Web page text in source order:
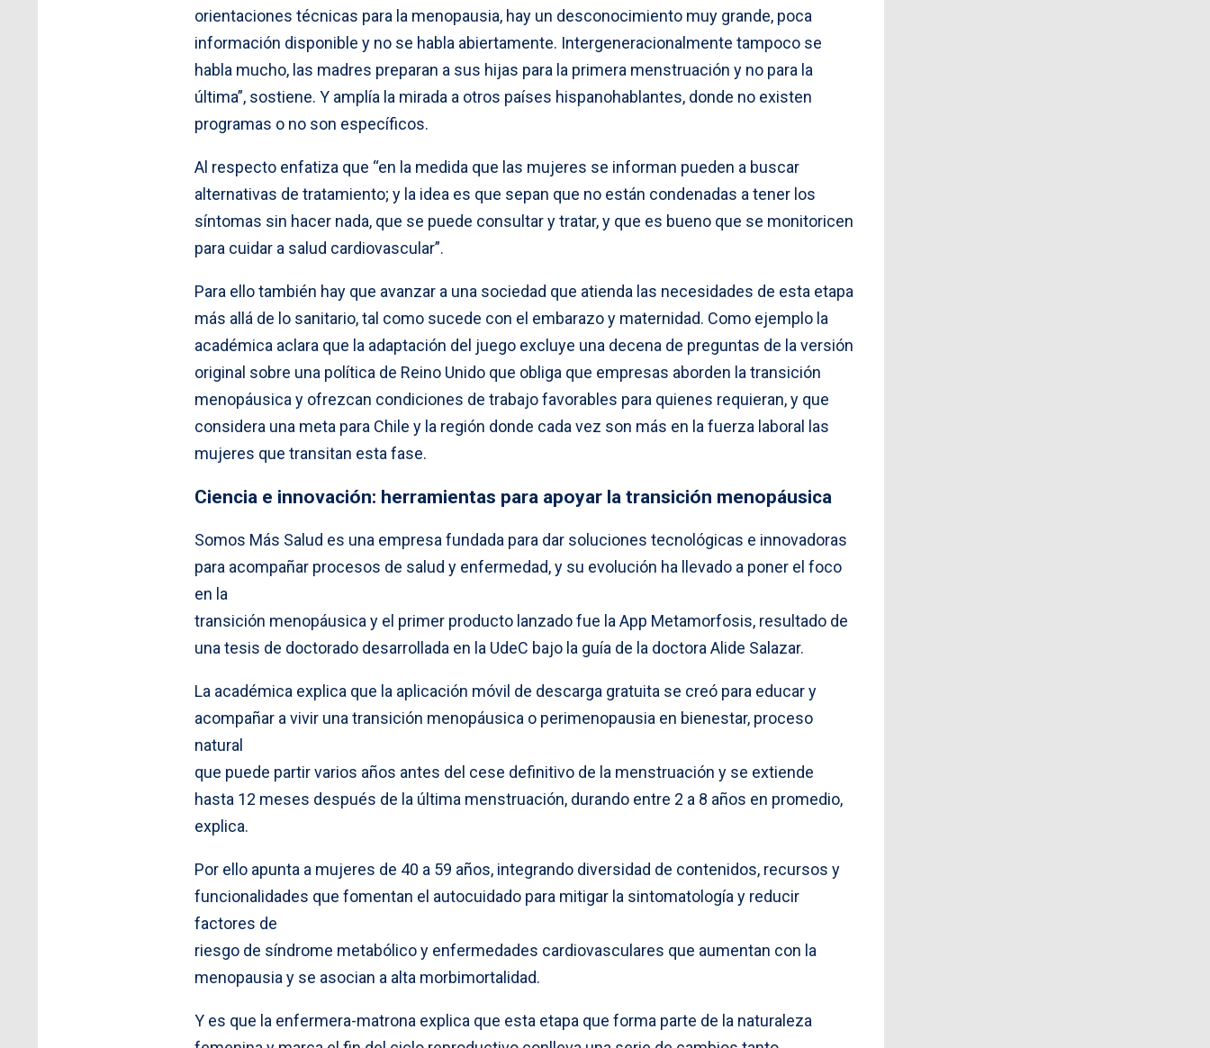
orientaciones técnicas para la menopausia, hay un desconocimiento muy grande, poca
información disponible y no se habla abiertamente. Intergeneracionalmente tampoco se
habla mucho, las madres preparan a sus hijas para la primera menstruación y no para la
última”, sostiene. Y amplía la mirada a otros países hispanohablantes, donde no existen
programas o no son específicos.
Al respecto enfatiza que “en la medida que las mujeres se informan pueden a buscar
alternativas de tratamiento; y la idea es que sepan que no están condenadas a tener los
síntomas sin hacer nada, que se puede consultar y tratar, y que es bueno que se monitoricen
para cuidar a salud cardiovascular”.
Para ello también hay que avanzar a una sociedad que atienda las necesidades de esta etapa
más allá de lo sanitario, tal como sucede con el embarazo y maternidad. Como ejemplo la
académica aclara que la adaptación del juego excluye una decena de preguntas de la versión
original sobre una política de Reino Unido que obliga que empresas aborden la transición
menopáusica y ofrezcan condiciones de trabajo favorables para quienes requieran, y que
considera una meta para Chile y la región donde cada vez son más en la fuerza laboral las
mujeres que transitan esta fase.
Ciencia e innovación: herramientas para apoyar la transición menopáusica
Somos Más Salud es una empresa fundada para dar soluciones tecnológicas e innovadoras
para acompañar procesos de salud y enfermedad, y su evolución ha llevado a poner el foco
en la
transición menopáusica y el primer producto lanzado fue la App Metamorfosis, resultado de
una tesis de doctorado desarrollada en la UdeC bajo la guía de la doctora Alide Salazar.
La académica explica que la aplicación móvil de descarga gratuita se creó para educar y
acompañar a vivir una transición menopáusica o perimenopausia en bienestar, proceso
natural
que puede partir varios años antes del cese definitivo de la menstruación y se extiende
hasta 12 meses después de la última menstruación, durando entre 2 a 8 años en promedio,
explica.
Por ello apunta a mujeres de 40 a 59 años, integrando diversidad de contenidos, recursos y
funcionalidades que fomentan el autocuidado para mitigar la sintomatología y reducir
factores de
riesgo de síndrome metabólico y enfermedades cardiovasculares que aumentan con la
menopausia y se asocian a alta morbimortalidad.
Y es que la enfermera-matrona explica que esta etapa que forma parte de la naturaleza